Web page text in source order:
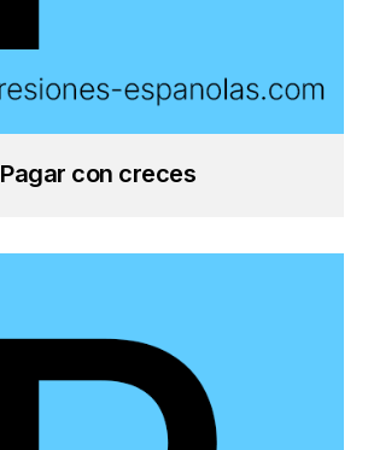
Pagar con creces